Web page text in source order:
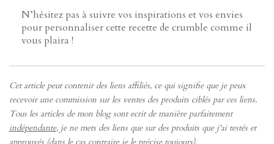
N’hésitez pas à suivre vos inspirations et vos envies
pour personnaliser cette recette de crumble comme il
vous plaira !
Cet article peut contenir des liens affiliés, ce qui signifie que je peux
recevoir une commission sur les ventes des produits ciblés par ces liens.
Tous les articles de mon blog sont ecrit de manière parfaitement
indépendante, je ne mets des liens que sur des produits que j'ai testés et